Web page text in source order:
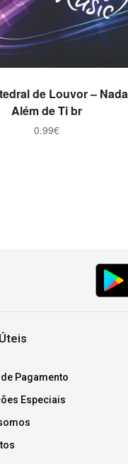
ADICIONAR
de Louvor – Nada
Além de Ti br
0.99€
Pagamento
Especiais